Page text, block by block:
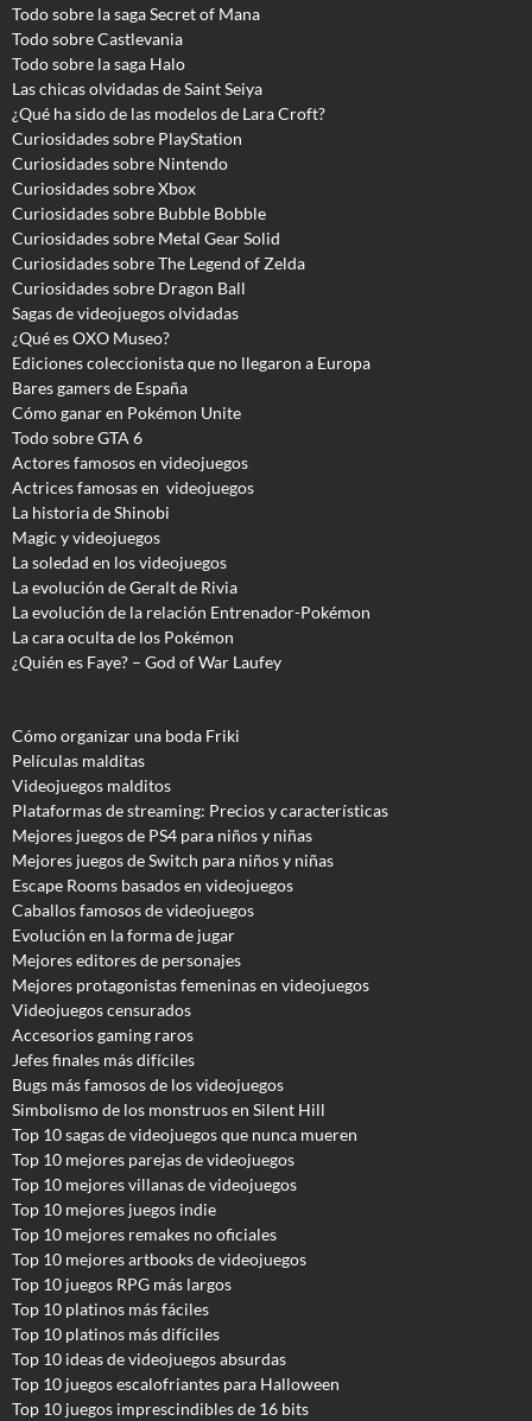
Todo sobre la saga Secret of Mana
Todo sobre Castlevania
Todo sobre la saga Halo
Las chicas olvidadas de Saint Seiya
¿Qué ha sido de las modelos de Lara Croft?
Curiosidades sobre PlayStation
Curiosidades sobre Nintendo
Curiosidades sobre Xbox
Curiosidades sobre Bubble Bobble
Curiosidades sobre Metal Gear Solid
Curiosidades sobre The Legend of Zelda
Curiosidades sobre Dragon Ball
Sagas de videojuegos olvidadas
¿Qué es OXO Museo?
Ediciones coleccionista que no llegaron a Europa
Bares gamers de España
Cómo ganar en Pokémon Unite
Todo sobre GTA 6
Actores famosos en videojuegos
Actrices famosas en videojuegos
La historia de Shinobi
Magic y videojuegos
La soledad en los videojuegos
La evolución de Geralt de Rivia
La evolución de la relación Entrenador-Pokémon
La cara oculta de los Pokémon
¿Quién es Faye? – God of War Laufey
Cómo organizar una boda Friki
Películas malditas
Videojuegos malditos
Plataformas de streaming: Precios y características
Mejores juegos de PS4 para niños y niñas
Mejores juegos de Switch para niños y niñas
Escape Rooms basados en videojuegos
Caballos famosos de videojuegos
Evolución en la forma de jugar
Mejores editores de personajes
Mejores protagonistas femeninas en videojuegos
Videojuegos censurados
Accesorios gaming raros
Jefes finales más difíciles
Bugs más famosos de los videojuegos
Simbolismo de los monstruos en Silent Hill
Top 10 sagas de videojuegos que nunca mueren
Top 10 mejores parejas de videojuegos
Top 10 mejores villanas de videojuegos
Top 10 mejores juegos indie
Top 10 mejores remakes no oficiales
Top 10 mejores artbooks de videojuegos
Top 10 juegos RPG más largos
Top 10 platinos más fáciles
Top 10 platinos más difíciles
Top 10 ideas de videojuegos absurdas
Top 10 juegos escalofriantes para Halloween
Top 10 juegos imprescindibles de 16 bits